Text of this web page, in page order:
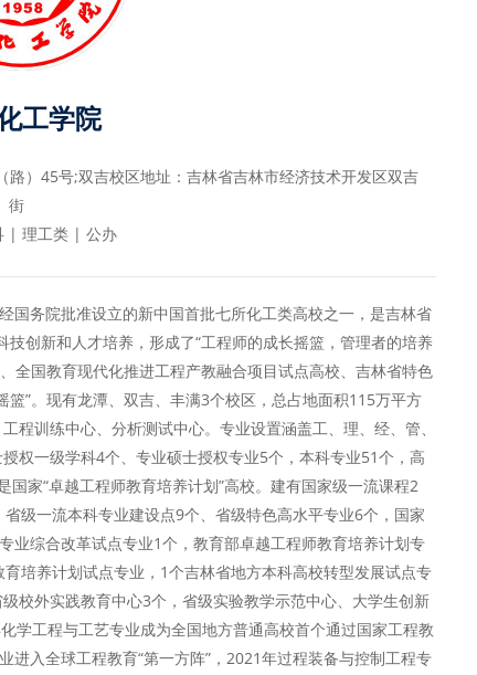
工学院
）45号;双吉校区地址：吉林省吉林市经济技术开发区双吉
街
| 理工类 | 公办
国务院批准设立的新中国首批七所化工类高校之一，是吉林省
创新和人才培养，形成了“工程师的成长摇篮，管理者的培养
全国教育现代化推进工程产教融合项目试点高校、吉林省特色
”。现有龙潭、双吉、丰满3个校区，总占地面积115万平方
训练中心、分析测试中心。专业设置涵盖工、理、经、管、
权一级学科4个、专业硕士授权专业5个，本科专业51个，高
家“卓越工程师教育培养计划”高校。建有国家级一流课程2
级一流本科专业建设点9个、省级特色高水平专业6个，国家
业综合改革试点专业1个，教育部卓越工程师教育培养计划专
培养计划试点专业，1个吉林省地方本科高校转型发展试点专
校外实践教育中心3个，省级实验教学示范中心、大学生创新
学工程与工艺专业成为全国地方普通高校首个通过国家工程教
入全球工程教育“第一方阵”，2021年过程装备与控制工程专